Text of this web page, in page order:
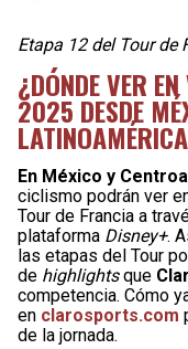
Etapa 12 del Tour de
¿DÓNDE VER
2025 DESDE
En México y
ciclismo podrán ver
Tour de Francia a
plataforma Disney+.
las etapas del Tour
de highlightsque
competencia. Cómo
en clarosports.com
de la jornada.